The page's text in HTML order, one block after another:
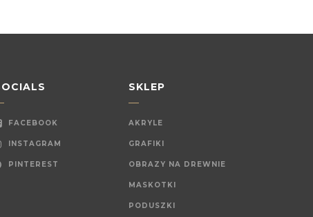
FACEBOOK
INSTAGRAM
PINTEREST
SKLEP
AKRYLE
GRAFIKI
OBRAZY NA DREWNIE
MASKOTKI
PODUSZKI